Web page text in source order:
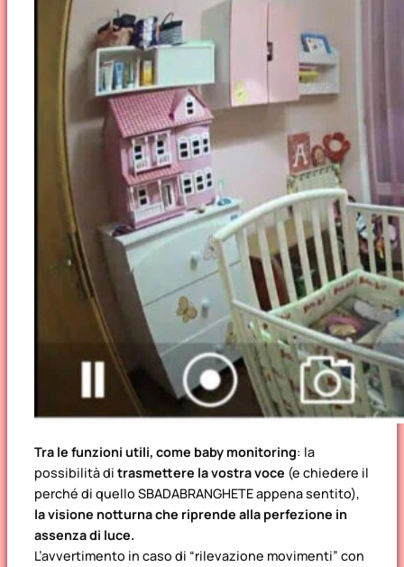
Tra le funzioni utili, come baby monitoring: la
possibilità di trasmettere la vostra voce (e chiedere il
perché di quello SBADABRANGHETE appena sentito),
la visione notturna che riprende alla perfezione in
assenza di luce.
L’avvertimento in caso di “rilevazione movimenti” con